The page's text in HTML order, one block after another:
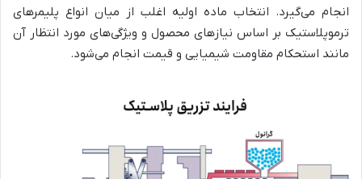
انجام می‌گیرد. انتخاب ماده اولیه اغلب از میان انواع پلیمرهای
ترموپلاستیک بر اساس نیازهای محصول و ویژگی‌های مورد انتظار آن
مانند استحکام مقاومت شیمیایی و قیمت انجام می‌شود.